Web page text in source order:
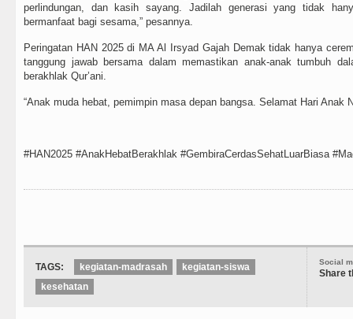
perlindungan, dan kasih sayang. Jadilah generasi yang tidak
bermanfaat bagi sesama,” pesannya.
Peringatan HAN 2025 di MA Al Irsyad Gajah Demak tidak hanya
tanggung jawab bersama dalam memastikan anak-anak tumbuh
berakhlak Qur’ani.
“Anak muda hebat, pemimpin masa depan bangsa. Selamat Hari Anak
#HAN2025 #AnakHebatBerakhlak #GembiraCerdasSehatLuarBiasa
Social
Share
TAGS: kegiatan-madrasah
kegiatan-siswa
kesehatan